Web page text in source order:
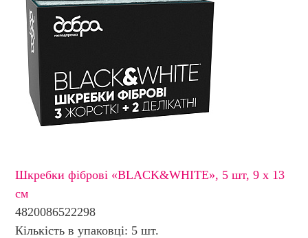
Шкребки фіброві «BLACK&WHITE», 5 шт, 9 х 13
см
4820086522298
Кількість в упаковці: 5 шт.